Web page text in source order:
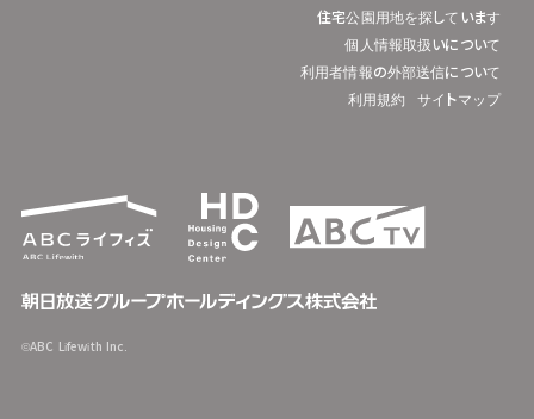
住宅公園用地を探しています
個人情報取扱いについて
利用者情報の外部送信について
利用規約
サイトマップ
©ABC Lifewith Inc.